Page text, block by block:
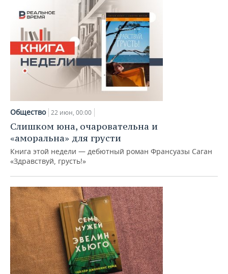
Общество 22 июн, 00:00
Слишком юна, очаровательна и
«аморальна» для грусти
Книга этой недели — дебютный роман Франсуазы Саган
«Здравствуй, грусть!»